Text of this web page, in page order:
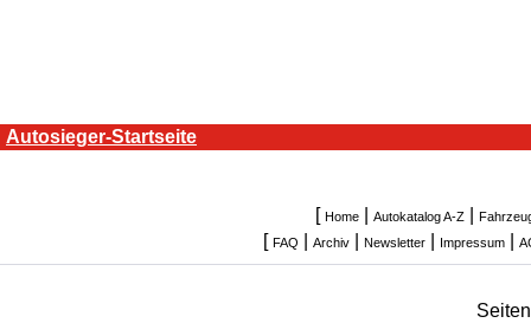
Autosieger-Startseite
[ Home| Autokatalog A-Z|
[ FAQ Archiv Newsletter Impressum